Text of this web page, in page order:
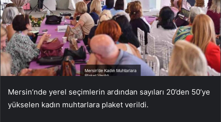
Mersin’nde yerel seçimlerin ardından sayıları 20’den 50’ye
yükselen kadın muhtarlara plaket verildi.